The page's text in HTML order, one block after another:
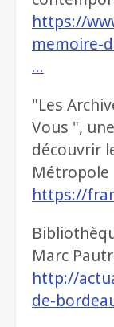
https://
memoire-
…
"Les
Vous ",
découvrir
Métropole
https://
Marc
http://
de-